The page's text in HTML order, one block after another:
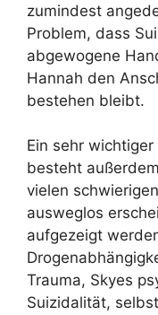
zumindest
Problem, dass
abgewogene
Hannah den
bestehen bleibt.
Ein sehr
besteht
vielen
ausweglos
aufgezeigt
Trauma, Skyes
Suizidalität,